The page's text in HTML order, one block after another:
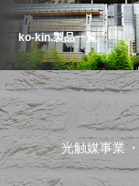
ko-kin.製品一覧
光触媒事業